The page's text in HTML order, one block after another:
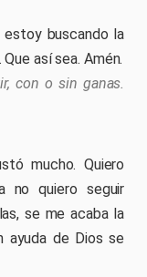
estoy buscando la
así sea. Amén.
con o sin ganas.
mucho. Quiero
no quiero seguir
se me acaba la
ayuda de Dios se